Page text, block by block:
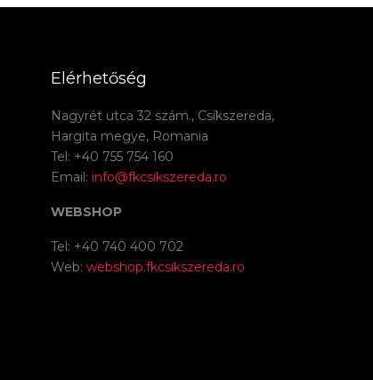
Elérhetőség
Nagyrét utca 32 szám., Csíkszereda,
Hargita megye, Romania
Tel: +40 755 754 160
Email: info@fkcsikszereda.ro
WEBSHOP
Tel: +40 740 400 702
Web: webshop.fkcsikszereda.ro